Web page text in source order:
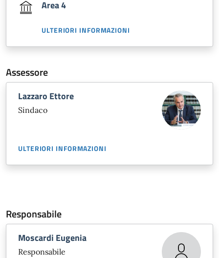
Area 4
ULTERIORI INFORMAZIONI
Assessore
Lazzaro Ettore
Sindaco
ULTERIORI INFORMAZIONI
Responsabile
Moscardi Eugenia
Responsabile